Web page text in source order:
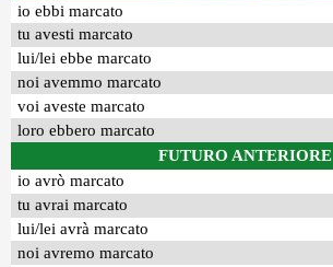
io ebbi marcato
tu avesti marcato
lui/lei ebbe marcato
noi avemmo marcato
voi aveste marcato
loro ebbero marcato
FUTURO ANTERIORE
io avrò marcato
tu avrai marcato
lui/lei avrà marcato
noi avremo marcato